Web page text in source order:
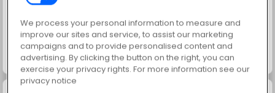
Scala 40 Trollface Quest: USA 2
We process your personal information to measure and
improve our sites and service, to assist our marketing
campaigns and to provide personalised content and
advertising. By clicking the button on the right, you can
exercise your privacy rights. For more information see our
privacy notice